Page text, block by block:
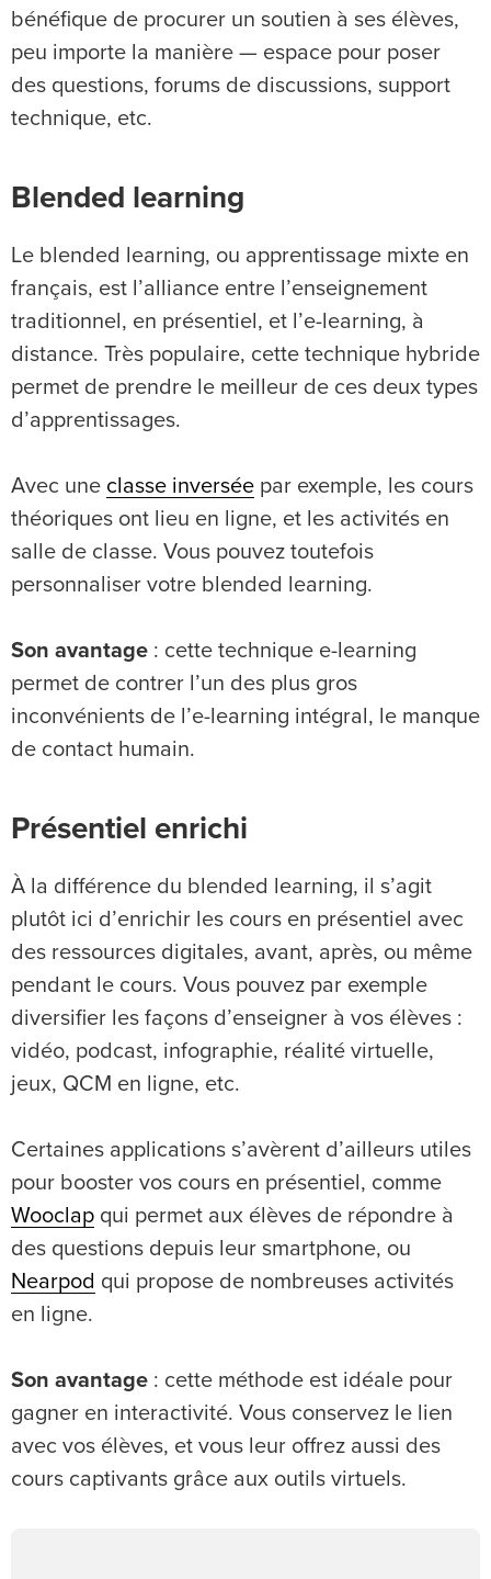
bénéfique de procurer un soutien à ses élèves,
peu importe la manière — espace pour poser
des questions, forums de discussions, support
technique, etc.
Blended learning
Le blended learning, ou apprentissage mixte en
français, est l’alliance entre l’enseignement
traditionnel, en présentiel, et l’e-learning, à
distance. Très populaire, cette technique hybride
permet de prendre le meilleur de ces deux types
d’apprentissages.
Avec une classe inversée par exemple, les cours
théoriques ont lieu en ligne, et les activités en
salle de classe. Vous pouvez toutefois
personnaliser votre blended learning.
Son avantage : cette technique e-learning
permet de contrer l’un des plus gros
inconvénients de l’e-learning intégral, le manque
de contact humain.
Présentiel enrichi
À la différence du blended learning, il s’agit
plutôt ici d’enrichir les cours en présentiel avec
des ressources digitales, avant, après, ou même
pendant le cours. Vous pouvez par exemple
diversifier les façons d’enseigner à vos élèves :
vidéo, podcast, infographie, réalité virtuelle,
jeux, QCM en ligne, etc.
Certaines applications s’avèrent d’ailleurs utiles
pour booster vos cours en présentiel, comme
Wooclap qui permet aux élèves de répondre à
des questions depuis leur smartphone, ou
Nearpod qui propose de nombreuses activités
en ligne.
Son avantage : cette méthode est idéale pour
gagner en interactivité. Vous conservez le lien
avec vos élèves, et vous leur offrez aussi des
cours captivants grâce aux outils virtuels.